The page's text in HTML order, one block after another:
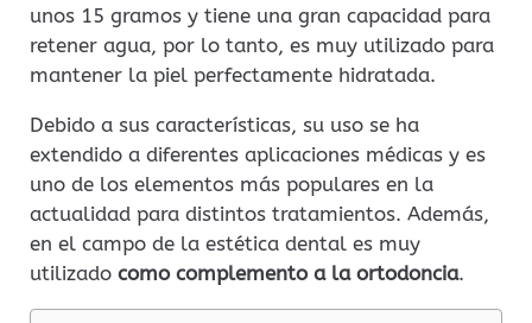
unos 15 gramos y tiene una gran capacidad para
retener agua, por lo tanto, es muy utilizado para
mantener la piel perfectamente hidratada.
Debido a sus características, su uso se ha
extendido a diferentes aplicaciones médicas y es
uno de los elementos más populares en la
actualidad para distintos tratamientos. Además,
en el campo de la estética dental es muy
utilizado como complemento a la ortodoncia.